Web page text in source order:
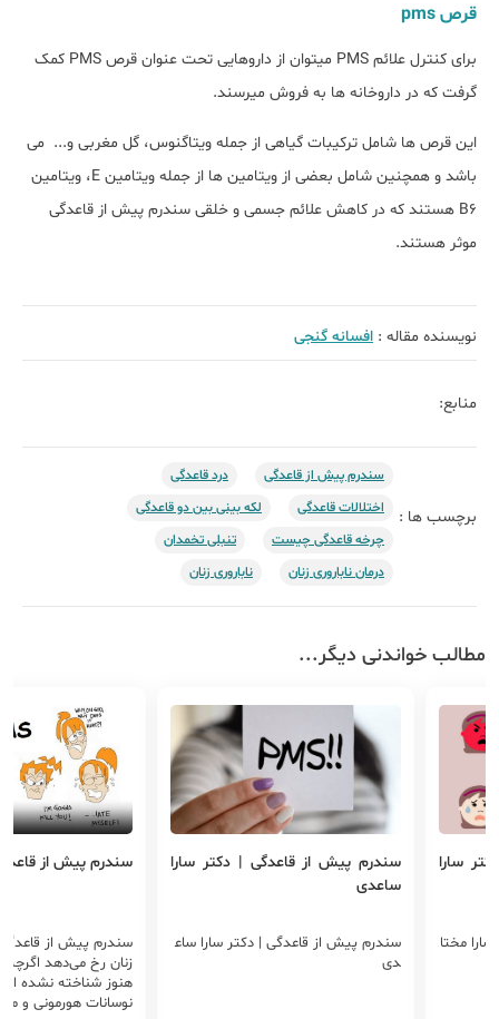
قرص pms
برای کنترل علائم PMS میتوان از داروهایی تحت عنوان قرص PMS کمک
گرفت که در داروخانه ها به فروش میرسند.
این قرص ها شامل ترکیبات گیاهی از جمله ویتاگنوس، گل مغربی و... می
باشد و همچنین شامل بعضی از ویتامین ها از جمله ویتامین E، ویتامین
B6 هستند که در کاهش علائم جسمی و خلقی سندرم پیش از قاعدگی
موثر هستند.
نویسنده مقاله : افسانه گنجی
منابع:
برچسب ها :
سندرم پیش از قاعدگی
درد قاعدگی
اختلالات قاعدگی
لکه بینی بین دو قاعدگی
چرخه قاعدگی چیست
تنبلی تخمدان
درمان ناباروری زنان
ناباروری زنان
مطالب خواندنی دیگر...
سارا
مختا
سندرم پیش از قاعدگی | دکتر سارا
ساعدی
سندرم پیش از قاعدگی | دکتر سارا ساع
دی
سندرم پیش از
سندرم پیش از قاعدگی
هنوز شناخته نشده
نوسانات هورمونی و